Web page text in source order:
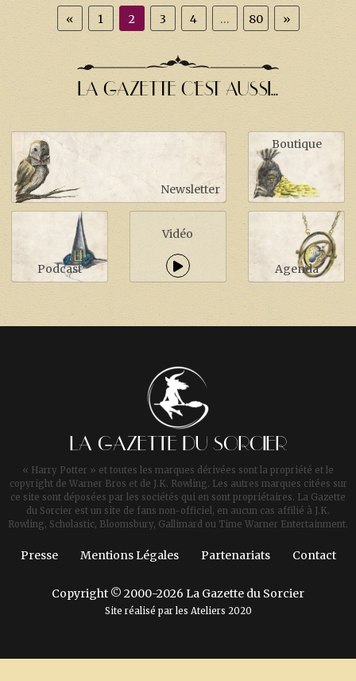
« 1 2 3 4 … 80 »
LA GAZETTE C'EST AUSSI...
Newsletter
Boutique
Podcast
Vidéo
Agenda
LA GAZETTE DU SORCIER
« Harry Potter » et toutes les marques dérivées sont la propriété et le
copyright de Warner Bros et de J.K. Rowling. Les autres marques citées sur
ce site sont déposées par les sociétés qui en sont propriétaires. La Gazette
du Sorcier est un site de fans non-officiel, en aucun cas affilié à J.K.
Rowling, Scholastic, Bloomsbury, Gallimard ou Time Warner Entertainment.
Presse Mentions Légales Partenariats Contact
Copyright © 2000-2026 La Gazette du Sorcier
Site réalisé par les Ateliers 2020